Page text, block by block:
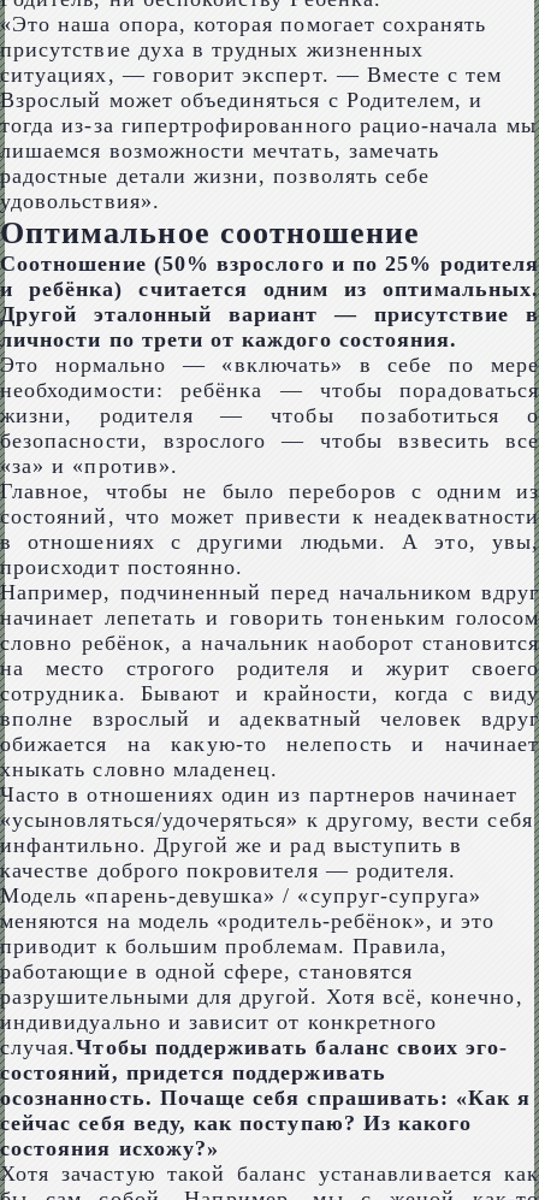
«Это наша опора, которая помогает сохранять
присутствие духа в трудных жизненных
ситуациях, — говорит эксперт. — Вместе с тем
Взрослый может объединяться с Родителем, и
тогда из-за гипертрофированного рацио-начала мы
лишаемся возможности мечтать, замечать
радостные детали жизни, позволять себе
удовольствия».
Оптимальное соотношение
Соотношение (50% взрослого и по 25% родителя
и ребёнка) считается одним из оптимальных.
Другой эталонный вариант — присутствие в
личности по трети от каждого состояния.
Это нормально — «включать» в себе по мере
необходимости: ребёнка — чтобы порадоваться
жизни, родителя — чтобы позаботиться о
безопасности, взрослого — чтобы взвесить все
«за» и «против».
Главное, чтобы не было переборов с одним из
состояний, что может привести к неадекватности
в отношениях с другими людьми. А это, увы,
происходит постоянно.
Например, подчиненный перед начальником вдруг
начинает лепетать и говорить тоненьким голосом
словно ребёнок, а начальник наоборот становится
на место строгого родителя и журит своего
сотрудника. Бывают и крайности, когда с виду
вполне взрослый и адекватный человек вдруг
обижается на какую-то нелепость и начинает
хныкать словно младенец.
Часто в отношениях один из партнеров начинает
«усыновляться/удочеряться» к другому, вести себя
инфантильно. Другой же и рад выступить в
качестве доброго покровителя — родителя.
Модель «парень-девушка» / «супруг-супруга»
меняются на модель «родитель-ребёнок», и это
приводит к большим проблемам. Правила,
работающие в одной сфере, становятся
разрушительными для другой. Хотя всё, конечно,
индивидуально и зависит от конкретного
случая.Чтобы поддерживать баланс своих эго-
состояний, придется поддерживать
осознанность. Почаще себя спрашивать: «Как я
сейчас себя веду, как поступаю? Из какого
состояния исхожу?»
Хотя зачастую такой баланс устанавливается как